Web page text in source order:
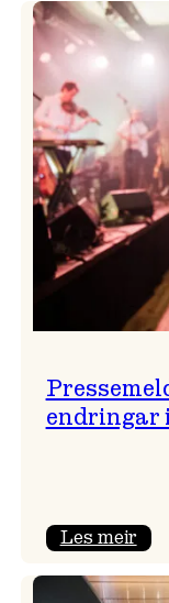
Jazz
endringar
Les meir:
frå